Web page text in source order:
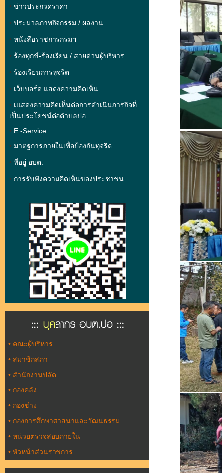
• ข่าวประกวดราคา
• ประมวลภาพกิจกรรม / ผลงาน
• หนังสือราชการกรมฯ
• ร้องทุกข์-ร้องเรียน / สายด่วนผู้บริหาร
• ร้องเรียนการทุจริต
• เว็บบอร์ด แสดงความคิดเห็น
• เแสดงความคิดเห็นต่อการดำเนินภารกิจที่
เป็นประโยชน์ต่อตำบลปอ
• E -Service
• มาตฐการภายในเพื่อป้องกันทุจริต
• ที่อยู่ อบต.
• การรับฟังความคิดเห็นของประชาชน
• คณะผู้บริหาร
• สมาชิกสภา
• สำนักงานปลัด
• กองคลัง
• กองช่าง
• กองการศึกษาศาสนาและวัฒนธรรม
• หน่วยตรวจสอบภายใน
• หัวหน้าส่วนราชการ